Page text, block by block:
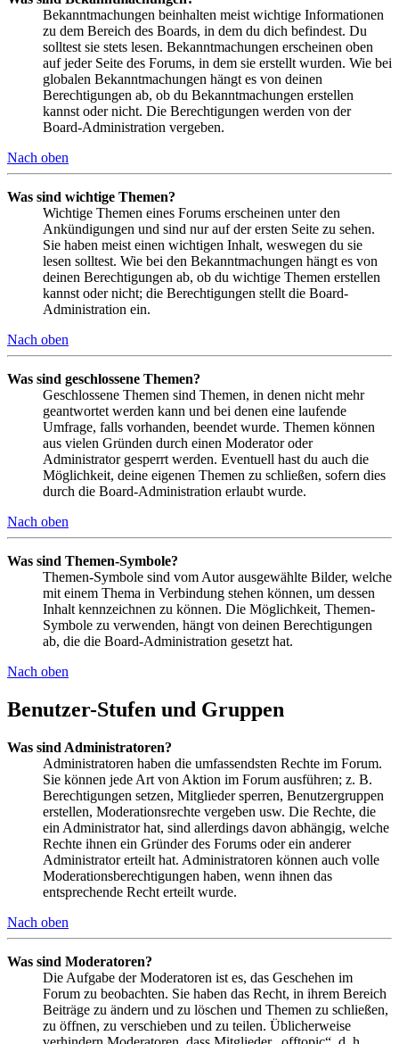
Bekanntmachungen beinhalten meist wichtige Informationen
zu dem Bereich des Boards, in dem du dich befindest. Du
solltest sie stets lesen. Bekanntmachungen erscheinen oben
auf jeder Seite des Forums, in dem sie erstellt wurden. Wie bei
globalen Bekanntmachungen hängt es von deinen
Berechtigungen ab, ob du Bekanntmachungen erstellen
kannst oder nicht. Die Berechtigungen werden von der
Board-Administration vergeben.
Nach oben
Was sind wichtige Themen?
Wichtige Themen eines Forums erscheinen unter den
Ankündigungen und sind nur auf der ersten Seite zu sehen.
Sie haben meist einen wichtigen Inhalt, weswegen du sie
lesen solltest. Wie bei den Bekanntmachungen hängt es von
deinen Berechtigungen ab, ob du wichtige Themen erstellen
kannst oder nicht; die Berechtigungen stellt die Board-
Administration ein.
Nach oben
Was sind geschlossene Themen?
Geschlossene Themen sind Themen, in denen nicht mehr
geantwortet werden kann und bei denen eine laufende
Umfrage, falls vorhanden, beendet wurde. Themen können
aus vielen Gründen durch einen Moderator oder
Administrator gesperrt werden. Eventuell hast du auch die
Möglichkeit, deine eigenen Themen zu schließen, sofern dies
durch die Board-Administration erlaubt wurde.
Nach oben
Was sind Themen-Symbole?
Themen-Symbole sind vom Autor ausgewählte Bilder, welche
mit einem Thema in Verbindung stehen können, um dessen
Inhalt kennzeichnen zu können. Die Möglichkeit, Themen-
Symbole zu verwenden, hängt von deinen Berechtigungen
ab, die die Board-Administration gesetzt hat.
Nach oben
Benutzer-Stufen und Gruppen
Was sind Administratoren?
Administratoren haben die umfassendsten Rechte im Forum.
Sie können jede Art von Aktion im Forum ausführen; z. B.
Berechtigungen setzen, Mitglieder sperren, Benutzergruppen
erstellen, Moderationsrechte vergeben usw. Die Rechte, die
ein Administrator hat, sind allerdings davon abhängig, welche
Rechte ihnen ein Gründer des Forums oder ein anderer
Administrator erteilt hat. Administratoren können auch volle
Moderationsberechtigungen haben, wenn ihnen das
entsprechende Recht erteilt wurde.
Nach oben
Was sind Moderatoren?
Die Aufgabe der Moderatoren ist es, das Geschehen im
Forum zu beobachten. Sie haben das Recht, in ihrem Bereich
Beiträge zu ändern und zu löschen und Themen zu schließen,
zu öffnen, zu verschieben und zu teilen. Üblicherweise